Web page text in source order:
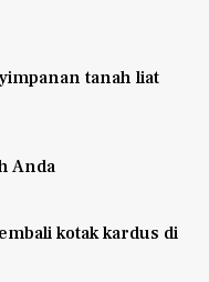
tanah liat
Anda
kotak kardus di